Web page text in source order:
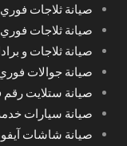
صيانة ثلاجات
صيانة ثلاجات
صيانة ثلاجات و
صيانة جوالات
صيانة ستلايت
صيانة سيارات
صيانة شاشات